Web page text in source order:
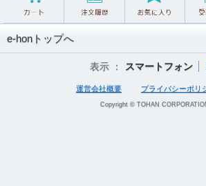
e-honトップへ
表示 ： スマートフォン
運営会社概要 プライバシーポリ
Copyright © TOHAN